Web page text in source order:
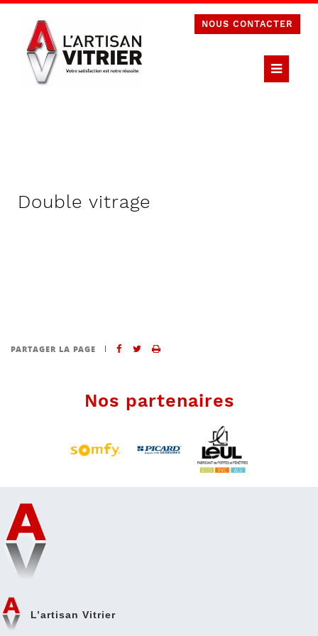
NOUS CONTACTER
Double vitrage
PARTAGER LA PAGE Partager sur Facebook
Partager sur Twitter
Nos partenaires
L’artisan Vitrier